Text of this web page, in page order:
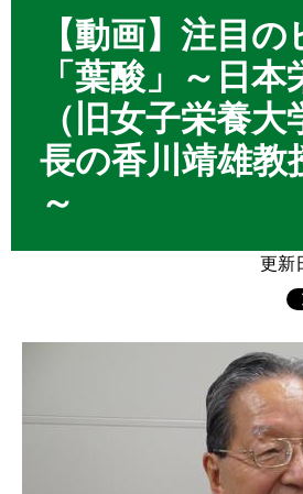
【動画】注目
「葉酸」～日
（旧女子栄養
長の香川靖雄教
～
更新